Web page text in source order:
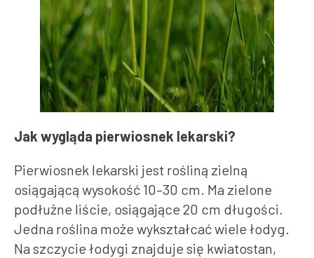
Jak wygląda pierwiosnek lekarski?
Pierwiosnek lekarski jest rośliną zielną
osiągającą wysokość 10–30 cm. Ma zielone
podłużne liście, osiągające 20 cm długości.
Jedna roślina może wykształcać wiele łodyg.
Na szczycie łodygi znajduje się kwiatostan,